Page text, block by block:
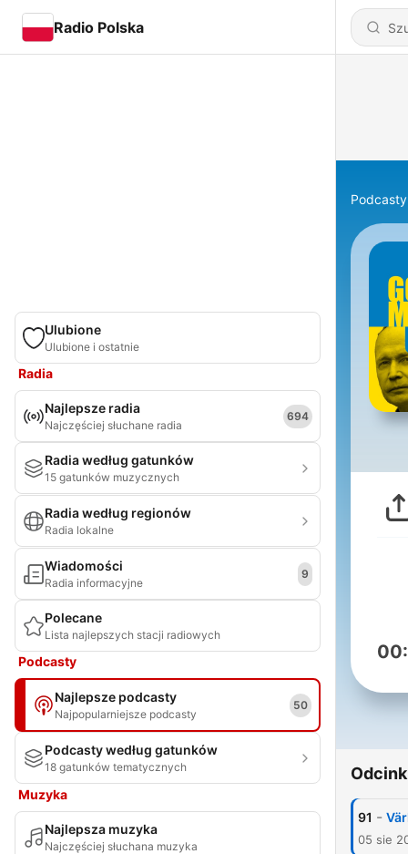
Radio Polska
Ulubione
Ulubione i ostatnie
Radia
Najlepsze radia
Najczęściej słuchane radia
694
Radia według gatunków
15 gatunków muzycznych
Radia według regionów
Radia lokalne
Wiadomości
Radia informacyjne
9
Polecane
Lista najlepszych stacji radiowych
Podcasty
Najlepsze podcasty
Najpopularniejsze podcasty
50
Podcasty według gatunków
18 gatunków tematycznych
Muzyka
Najlepsza muzyka
Najczęściej słuchana muzyka
Podcasty
91 -
05 sie